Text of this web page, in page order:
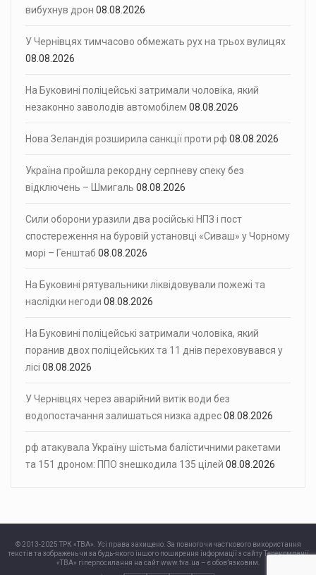
вибухнув дрон 08.08.2026
У Чернівцях тимчасово обмежать рух на трьох вулицях
08.08.2026
На Буковині поліцейські затримали чоловіка, який
незаконно заволодів автомобілем 08.08.2026
Нова Зеландія розширила санкції проти рф 08.08.2026
Україна пройшла рекордну серпневу спеку без
відключень – Шмигаль 08.08.2026
Сили оборони уразили два російські НПЗ і пост
спостереження на буровій установці «Сиваш» у Чорному
морі – Генштаб 08.08.2026
На Буковині рятувальники ліквідовували пожежі та
наслідки негоди 08.08.2026
На Буковині поліцейські затримали чоловіка, який
поранив двох поліцейських та 11 днів переховувався у
лісі 08.08.2026
У Чернівцях через аварійний витік води без
водопостачання залишаться низка адрес08.08.2026
рф атакувала Україну шістьма балістичними ракетами
та 151 дроном: ППО знешкодила 135 цілей 08.08.2026
© 2013-2025 ТРК «ТВА». Усі права захищено. За повного чи часткового використання
текстів та зображень чи за будь-якого іншого поширення інформації з сайту Телекомпанії
«ТВА» гіперпосилання на сайт www.tva.ua – є обов’язковим.